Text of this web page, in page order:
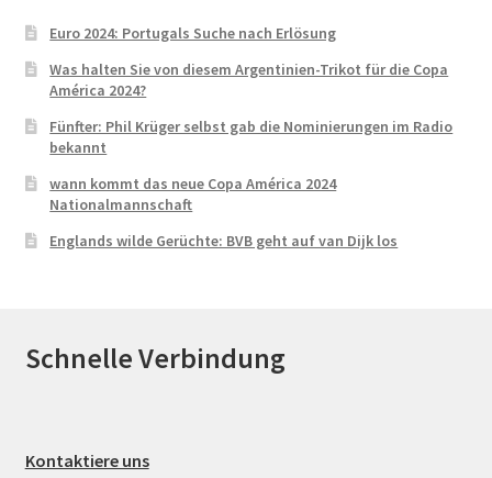
Euro 2024: Portugals Suche nach Erlösung
Was halten Sie von diesem Argentinien-Trikot für die Copa
América 2024?
Fünfter: Phil Krüger selbst gab die Nominierungen im Radio
bekannt
wann kommt das neue Copa América 2024
Nationalmannschaft
Englands wilde Gerüchte: BVB geht auf van Dijk los
Schnelle Verbindung
Kontaktiere uns